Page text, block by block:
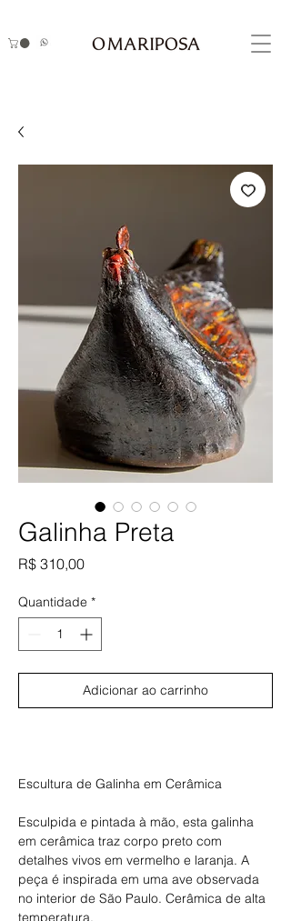
Galinha Preta
R$ 310,00Preço
Quantidade *
Adicionar ao carrinho
Escultura de Galinha em Cerâmica
Esculpida e pintada à mão, esta galinha
em cerâmica traz corpo preto com
detalhes vivos em vermelho e laranja. A
peça é inspirada em uma ave observada
no interior de São Paulo. Cerâmica de alta
temperatura.